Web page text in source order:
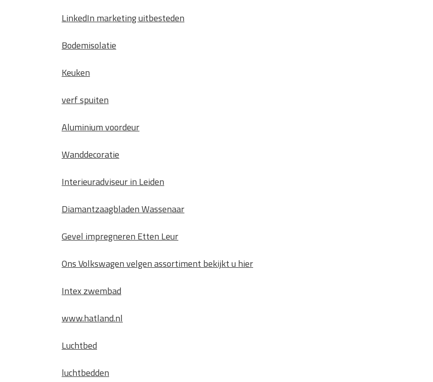
LinkedIn marketing uitbesteden
Bodemisolatie
Keuken
verf spuiten
Aluminium voordeur
Wanddecoratie
Interieuradviseur in Leiden
Diamantzaagbladen Wassenaar
Gevel impregneren Etten Leur
Ons Volkswagen velgen assortiment bekijkt u hier
Intex zwembad
www.hatland.nl
Luchtbed
luchtbedden